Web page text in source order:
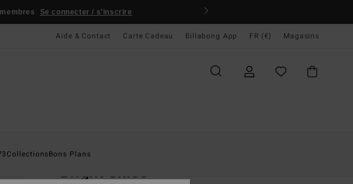
Se connecter / s'inscrire
Aide & Contact Carte Cadeau Billabong App FR (€) Magasins
CollectionsBons Plans
Bright Skies